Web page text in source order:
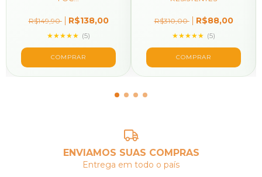
R$149,90 R$138,00
★★★★★ (5)
R$310,00 R$88,00
★★★★★ (5)
ENVIAMOS SUAS COMPRAS
Entrega em todo o país